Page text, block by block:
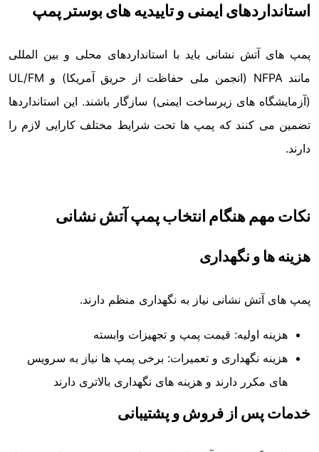
استانداردهای ایمنی و تاییدیه های بوستر پمپ
پمپ های آتش نشانی باید با استانداردهای محلی و بین المللی
مانند NFPA (انجمن ملی حفاظت از حریق آمریکا) و UL/FM
(آزمایشگاه های زیرساخت ایمنی) سازگار باشند. این استانداردها
تضمین می کنند که پمپ ها تحت شرایط مختلف کارایی لازم را
دارند.
نکات مهم هنگام انتخاب پمپ آتش نشانی
هزینه ها و نگهداری
پمپ های آتش نشانی نیاز به نگهداری منظم دارند.
هزینه اولیه: قیمت پمپ و تجهیزات وابسته
هزینه نگهداری و تعمیرات: برخی پمپ ها نیاز به سرویس
های مکرر دارند و هزینه های نگهداری بالاتری دارند
خدمات پس از فروش و پشتیبانی